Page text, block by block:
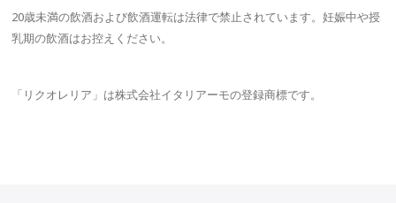
20歳未満の飲酒および飲酒運転は法律で禁止されています。妊娠中や授
乳期の飲酒はお控えください。
「リクオレリア」は株式会社イタリアーモの登録商標です。